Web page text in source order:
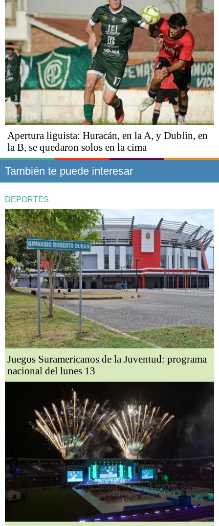
Apertura liguista: Huracán, en la A, y Dublin, en
la B, se quedaron solos en la cima
También te puede interesar
DEPORTES
Juegos Suramericanos de la Juventud: programa
nacional del lunes 13